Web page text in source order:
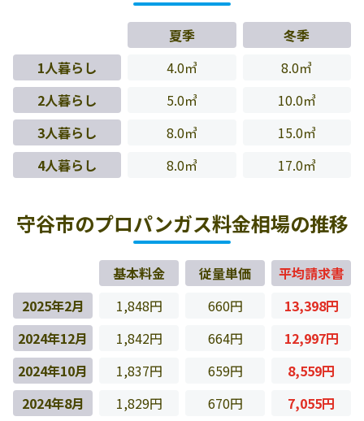
夏季
冬季
1人暮らし
4.0㎥
8.0㎥
2人暮らし
5.0㎥
10.0㎥
3人暮らし
8.0㎥
15.0㎥
4人暮らし
8.0㎥ 17.0㎥
守谷市のプロパンガス料金相場の推移
基本料金 従量単価
平均請求書
2025年2月
1,848円 660円
13,398円
2024年12月
1,842円 664円
12,997円
2024年10月
1,837円 659円
8,559円
2024年8月
1,829円 670円
7,055円